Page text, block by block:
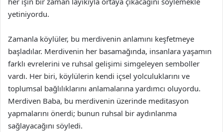
yetiniyordu.
Zamanla köylüler, bu merdivenin anlamını keşfetmeye
başladılar. Merdivenin her basamağında, insanlara yaşamın
farklı evrelerini ve ruhsal gelişimi simgeleyen semboller
vardı. Her biri, köylülerin kendi içsel yolculuklarını ve
toplumsal bağlılıklarını anlamalarına yardımcı oluyordu.
Merdiven Baba, bu merdivenin üzerinde meditasyon
yapmalarını önerdi; bunun ruhsal bir aydınlanma
sağlayacağını söyledi.